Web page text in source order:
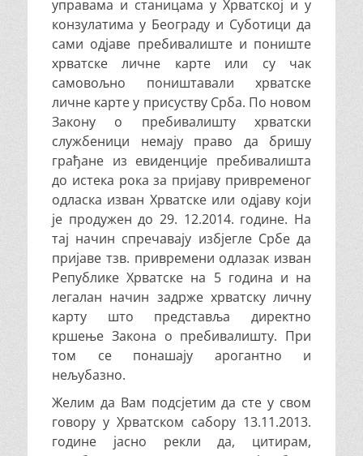
управама и станицама у Хрватској и у
конзулатима у Београду и Суботици да
сами одјаве пребивалиште и пониште
хрватске личне карте или су чак
самовољно поништавали хрватске
личне карте у присуству Срба. По новом
Закону о пребивалишту хрватски
службеници немају право да бришу
грађане из евиденције пребивалишта
до истека рока за пријаву привременог
одласка изван Хрватске или одјаву који
је продужен до 29. 12.2014. године. На
тај начин спречавају избјегле Србе да
пријаве тзв. привремени одлазак изван
Републике Хрватске на 5 година и на
легалан начин задрже хрватску личну
карту што представља директно
кршење Закона о пребивалишту. При
том се понашају арогантно и
нељубазно.
Желим да Вам подсјетим да сте у свом
говору у Хрватском сабору 13.11.2013.
године јасно рекли да, цитирам,